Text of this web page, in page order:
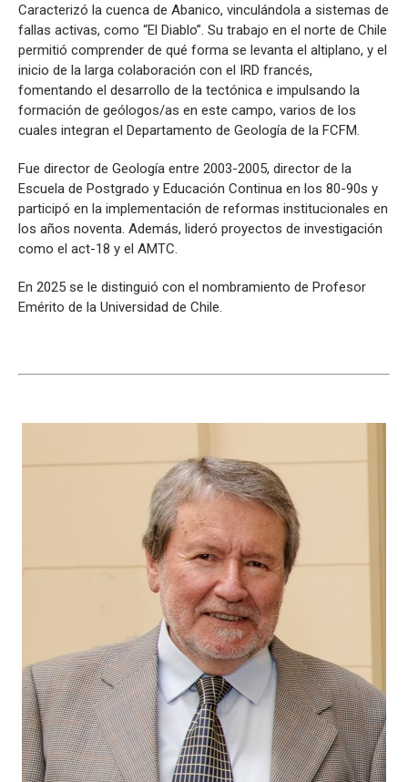
Caracterizó la cuenca de Abanico, vinculándola a sistemas de
fallas activas, como “El Diablo”. Su trabajo en el norte de Chile
permitió comprender de qué forma se levanta el altiplano, y el
inicio de la larga colaboración con el IRD francés,
fomentando el desarrollo de la tectónica e impulsando la
formación de geólogos/as en este campo, varios de los
cuales integran el Departamento de Geología de la FCFM.
Fue director de Geología entre 2003-2005, director de la
Escuela de Postgrado y Educación Continua en los 80-90s y
participó en la implementación de reformas institucionales en
los años noventa. Además, lideró proyectos de investigación
como el act-18 y el AMTC.
En 2025 se le distinguió con el nombramiento de Profesor
Emérito de la Universidad de Chile.